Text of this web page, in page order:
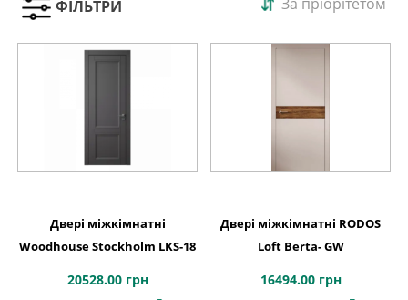
ФІЛЬТРИ
Двері міжкімнатні
Woodhouse Stockholm LKS-18
20528.00 грн
Двері міжкімнатні RODOS
Loft Berta- GW
16494.00 грн